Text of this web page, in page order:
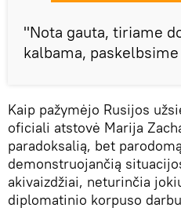
"Nota gauta, tiriame
kalbama,
Kaip pažymėjo Rusijos
oficiali atstovė Marija
paradoksalią, bet
demonstruojančią
akivaizdžiai, neturinčia
diplomatinio korpuso